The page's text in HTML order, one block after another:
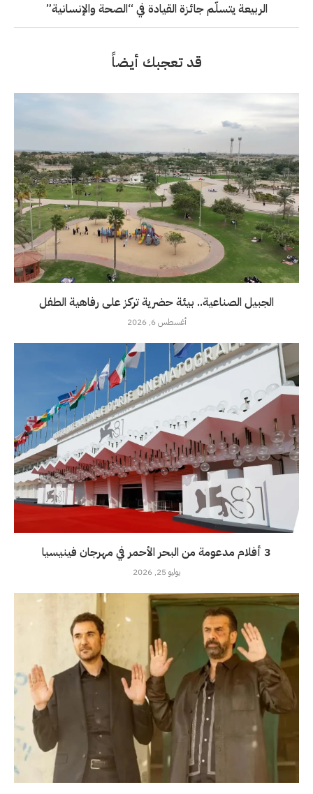
الربيعة يتسلّم جائزة القيادة في “الصحة والإنسانية”
قد تعجبك أيضاً
الجبيل الصناعية.. بيئة حضرية تركز على رفاهية الطفل
أغسطس 6, 2026
3 أفلام مدعومة من البحر الأحمر في مهرجان فينيسيا
يوليو 25, 2026